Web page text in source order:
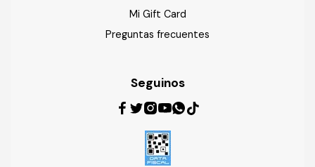
Mi Gift Card
Preguntas frecuentes
Seguinos